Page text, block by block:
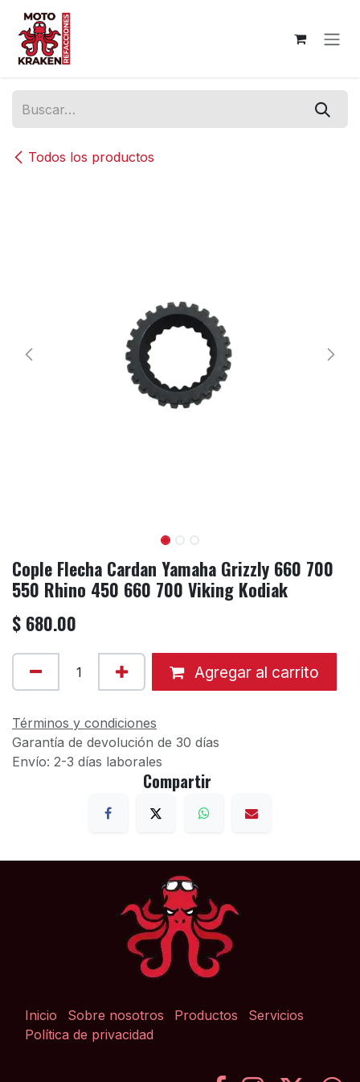
Ir al contenido
Todos los productos
Cople Flecha Cardan Yamaha Grizzly 660 700
550 Rhino 450 660 700 Viking Kodiak
$ 680.00
Agregar al carrito
Términos y condiciones
Garantía de devolución de 30 días
Envío: 2-3 días laborales
Compartir
Inicio Sobre nosotros Productos
Servicios
Política de privacidad